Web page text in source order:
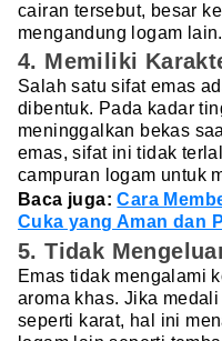
cairan tersebut, besar
mengandung logam lain.
4. Memiliki
Salah satu sifat emas
dibentuk. Pada kadar
meninggalkan bekas
emas, sifat ini tidak
campuran logam untuk
Baca juga:Cara
Cuka yang Aman dan
5. Tidak
Emas tidak mengalami
aroma khas. Jika
seperti karat, hal ini